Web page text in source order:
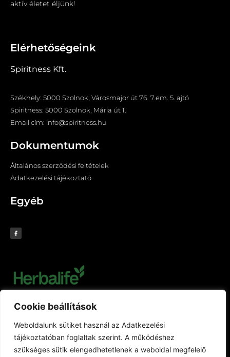
Cookie beállítások
Weboldalunk sütiket használ az Adatkezelési
tájékoztatóban foglaltak szerint. A működéshez
szükséges sütik elengedhetetlenek a weboldal megfelelő
aktív életet éljünk!
Elérhetőségeink
Spiritness Kft.
Székhely: 5000 Szolnok, Városmajor út 76. 7.em. 5. ajtó
Spiritness: 5000 Szolnok, Mária út 1.
Email cím: info@spiritness.hu
Dokumentumok
Általános szerződési feltételek
Adatkezelési tájékoztató
Egyéb